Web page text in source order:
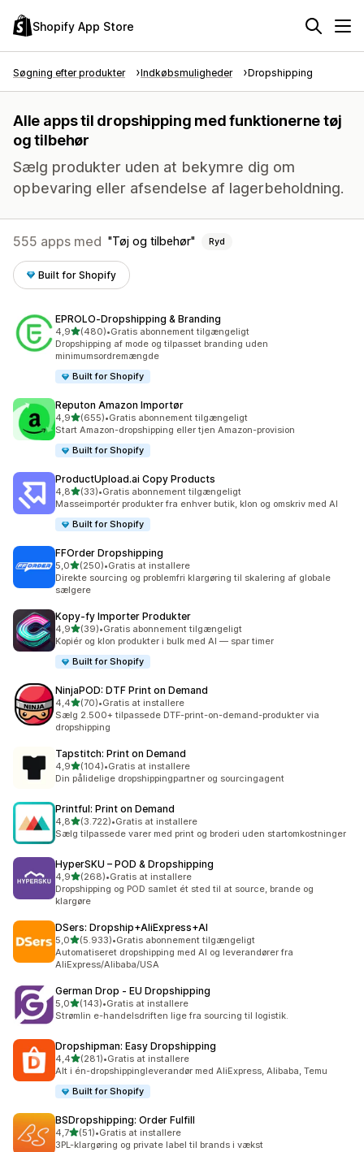
Shopify App Store
Søgning efter produkter Indkøbsmuligheder Dropshipping
Alle apps til dropshipping med funktionerne tøj
og tilbehør
Sælg produkter uden at bekymre dig om
opbevaring eller afsendelse af lagerbeholdning.
555 apps med Tøj og tilbehør Ryd
Built for Shopify
EPROLO‑Dropshipping & Branding
4,9ud af 5 stjerner
(480)
480 anmeldelser i alt
•Gratis abonnement tilgængeligt
Dropshipping af mode og tilpasset branding uden
minimumsordremængde
Built for Shopify
Reputon Amazon Importør
4,9ud af 5 stjerner
(655)
655 anmeldelser i alt
•Gratis abonnement tilgængeligt
Start Amazon-dropshipping eller tjen Amazon-provision
Built for Shopify
ProductUpload.ai Copy Products
4,8ud af 5 stjerner
(33)
33 anmeldelser i alt
•Gratis abonnement tilgængeligt
Masseimportér produkter fra enhver butik, klon og omskriv med AI
Built for Shopify
FFOrder Dropshipping
5,0ud af 5 stjerner
(250)
250 anmeldelser i alt
•Gratis at installere
Direkte sourcing og problemfri klargøring til skalering af globale
sælgere
Kopy‑fy Importer Produkter
4,9ud af 5 stjerner
(39)
39 anmeldelser i alt
•Gratis abonnement tilgængeligt
Kopiér og klon produkter i bulk med AI — spar timer
Built for Shopify
NinjaPOD: DTF Print on Demand
4,4ud af 5 stjerner
(70)
70 anmeldelser i alt
•Gratis at installere
Sælg 2.500+ tilpassede DTF-print-on-demand-produkter via
dropshipping
Tapstitch: Print on Demand
4,9ud af 5 stjerner
(104)
104 anmeldelser i alt
•Gratis at installere
Din pålidelige dropshippingpartner og sourcingagent
Printful: Print on Demand
4,8ud af 5 stjerner
(3.722)
3722 anmeldelser i alt
•Gratis at installere
Sælg tilpassede varer med print og broderi uden startomkostninger
HyperSKU – POD & Dropshipping
4,9ud af 5 stjerner
(268)
268 anmeldelser i alt
•Gratis at installere
Dropshipping og POD samlet ét sted til at source, brande og
klargøre
DSers: Dropship+AliExpress+AI
5,0ud af 5 stjerner
(5.933)
5933 anmeldelser i alt
•Gratis abonnement tilgængeligt
Automatiseret dropshipping med AI og leverandører fra
AliExpress/Alibaba/USA
German Drop ‑ EU Dropshipping
5,0ud af 5 stjerner
(143)
143 anmeldelser i alt
•Gratis at installere
Strømlin e-handelsdriften lige fra sourcing til logistik.
Dropshipman: Easy Dropshipping
4,4ud af 5 stjerner
(281)
281 anmeldelser i alt
•Gratis at installere
Alt i én-dropshippingleverandør med AliExpress, Alibaba, Temu
Built for Shopify
BSDropshipping: Order Fulfill
4,7ud af 5 stjerner
(51)
51 anmeldelser i alt
•Gratis at installere
3PL-klargøring og private label til brands i vækst